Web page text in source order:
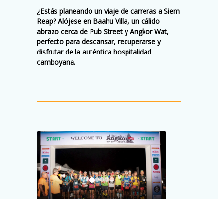
¿Estás planeando un viaje de carreras a Siem
Reap? Alójese en Baahu Villa, un cálido
abrazo cerca de Pub Street y Angkor Wat,
perfecto para descansar, recuperarse y
disfrutar de la auténtica hospitalidad
camboyana.